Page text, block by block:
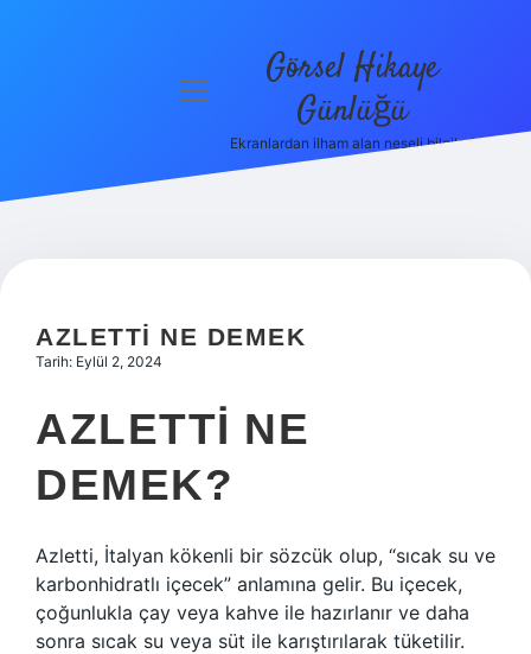
Hakkımızda
menüyü
Görsel Hikaye
Günlüğü
Ekranlardan ilham alan neşeli bilgiler!
AZLETTI NE DEMEK
Tarih: Eylül 2, 2024
AZLETTI NE
DEMEK?
Azletti, İtalyan kökenli bir sözcük olup, “sıcak su ve
karbonhidratlı içecek” anlamına gelir. Bu içecek,
çoğunlukla çay veya kahve ile hazırlanır ve daha
sonra sıcak su veya süt ile karıştırılarak tüketilir.